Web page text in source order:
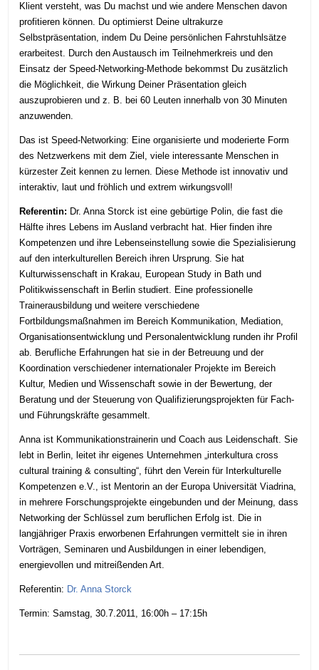
Klient versteht, was Du machst und wie andere Menschen davon
profitieren können. Du optimierst Deine ultrakurze
Selbstpräsentation, indem Du Deine persönlichen Fahrstuhlsätze
erarbeitest. Durch den Austausch im Teilnehmerkreis und den
Einsatz der Speed-Networking-Methode bekommst Du zusätzlich
die Möglichkeit, die Wirkung Deiner Präsentation gleich
auszuprobieren und z. B. bei 60 Leuten innerhalb von 30 Minuten
anzuwenden.
Das ist Speed-Networking: Eine organisierte und moderierte Form
des Netzwerkens mit dem Ziel, viele interessante Menschen in
kürzester Zeit kennen zu lernen. Diese Methode ist innovativ und
interaktiv, laut und fröhlich und extrem wirkungsvoll!
Referentin: Dr. Anna Storck ist eine gebürtige Polin, die fast die
Hälfte ihres Lebens im Ausland verbracht hat. Hier finden ihre
Kompetenzen und ihre Lebenseinstellung sowie die Spezialisierung
auf den interkulturellen Bereich ihren Ursprung. Sie hat
Kulturwissenschaft in Krakau, European Study in Bath und
Politikwissenschaft in Berlin studiert. Eine professionelle
Trainerausbildung und weitere verschiedene
Fortbildungsmaßnahmen im Bereich Kommunikation, Mediation,
Organisationsentwicklung und Personalentwicklung runden ihr Profil
ab. Berufliche Erfahrungen hat sie in der Betreuung und der
Koordination verschiedener internationaler Projekte im Bereich
Kultur, Medien und Wissenschaft sowie in der Bewertung, der
Beratung und der Steuerung von Qualifizierungsprojekten für Fach-
und Führungskräfte gesammelt.
Anna ist Kommunikationstrainerin und Coach aus Leidenschaft. Sie
lebt in Berlin, leitet ihr eigenes Unternehmen „interkultura cross
cultural training & consulting“, führt den Verein für Interkulturelle
Kompetenzen e.V., ist Mentorin an der Europa Universität Viadrina,
in mehrere Forschungsprojekte eingebunden und der Meinung, dass
Networking der Schlüssel zum beruflichen Erfolg ist. Die in
langjähriger Praxis erworbenen Erfahrungen vermittelt sie in ihren
Vorträgen, Seminaren und Ausbildungen in einer lebendigen,
energievollen und mitreißenden Art.
Referentin: Dr. Anna Storck
Termin: Samstag, 30.7.2011, 16:00h – 17:15h